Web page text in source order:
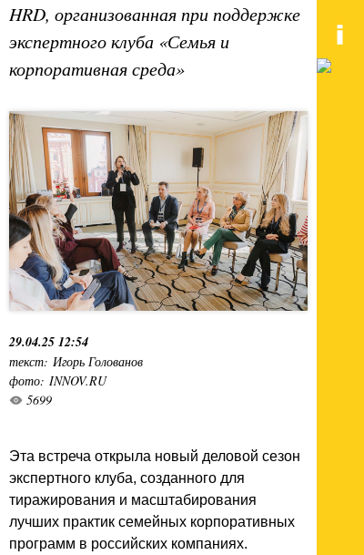
HRD, организованная при поддержке
экспертного клуба «Семья и
корпоративная среда»
29.04.25 12:54
текст: Игорь Голованов
фото: INNOV.RU
5699
Эта встреча открыла новый деловой сезон
экспертного клуба, созданного для
тиражирования и масштабирования
лучших практик семейных корпоративных
программ в российских компаниях.